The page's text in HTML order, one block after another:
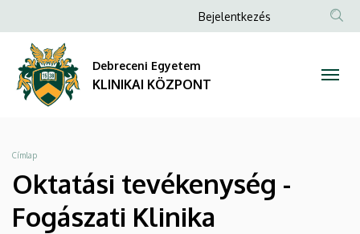
tevékenység
Fogászati
Klinika
KLINIKAI
a
tartalomra
Anonim
fiók
menüje
Bejelentkezés
Debreceni Egyetem
KLINIKAI KÖZPONT
Morzsa
Címlap
Oktatási tevékenység -
Fogászati Klinika